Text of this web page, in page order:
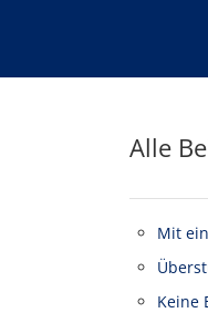
Alle
Mit
Keine